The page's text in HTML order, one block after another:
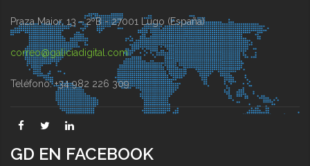
Praza Maior, 13 - 2ºB - 27001 Lugo (España)
correo@galiciadigital.com
Teléfono: +34 982 226 309
GD EN FACEBOOK